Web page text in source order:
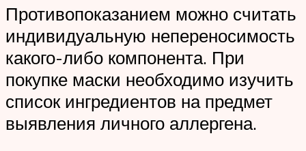
Противопоказанием можно считать
индивидуальную непереносимость
какого-либо компонента. При
покупке маски необходимо изучить
список ингредиентов на предмет
выявления личного аллергена.